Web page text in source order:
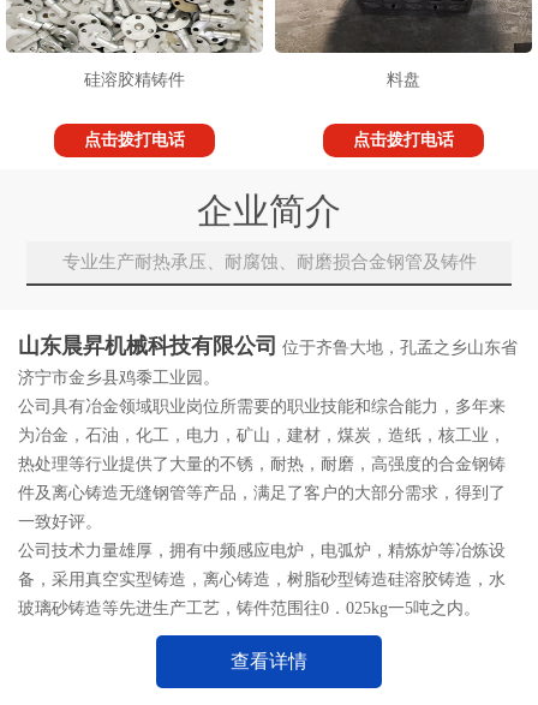
硅溶胶精铸件
点击拨打电话
料盘
点击拨打电话
企业简介
专业生产耐热承压、耐腐蚀、耐磨损合金钢管及铸件
山东晨昇机械科技有限公司 位于齐鲁大地，孔孟之乡山东省
济宁市金乡县鸡黍工业园。
公司具有冶金领域职业岗位所需要的职业技能和综合能力，多年来
为冶金，石油，化工，电力，矿山，建材，煤炭，造纸，核工业，
热处理等行业提供了大量的不锈，耐热，耐磨，高强度的合金钢铸
件及离心铸造无缝钢管等产品，满足了客户的大部分需求，得到了
一致好评。
公司技术力量雄厚，拥有中频感应电炉，电弧炉，精炼炉等冶炼设
备，采用真空实型铸造，离心铸造，树脂砂型铸造硅溶胶铸造，水
玻璃砂铸造等先进生产工艺，铸件范围往0．025kg一5吨之内。
查看详情